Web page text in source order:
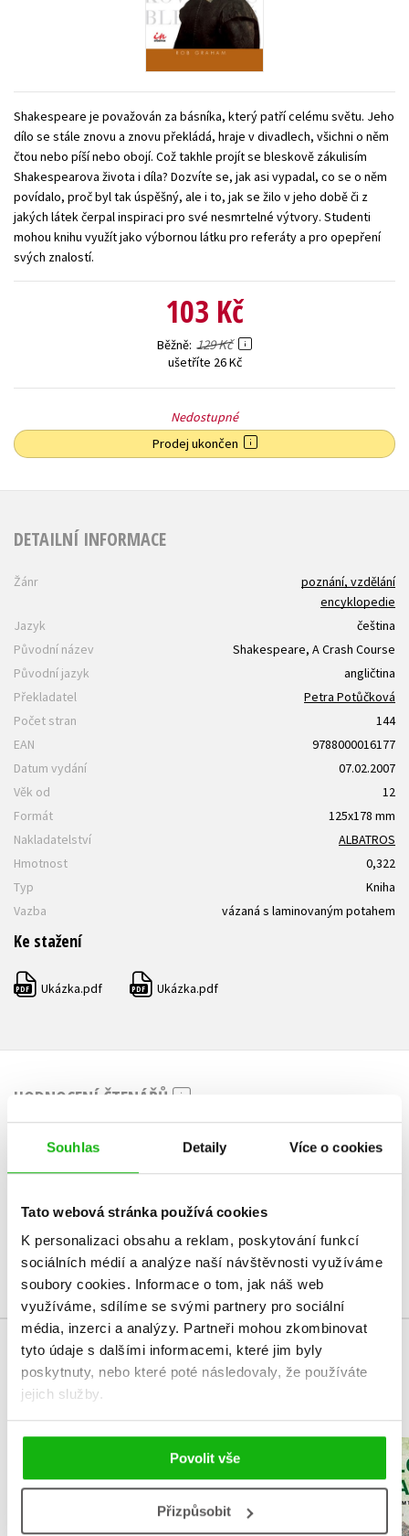
Souhlas Detaily Více o cookies
Tato webová stránka používá cookies
K personalizaci obsahu a reklam, poskytování funkcí
sociálních médií a analýze naší návštěvnosti využíváme
soubory cookies. Informace o tom, jak náš web
využíváme, sdílíme se svými partnery pro sociální
média, inzerci a analýzy. Partneři mohou zkombinovat
tyto údaje s dalšími informacemi, které jim byly
poskytnuty, nebo které poté následovaly, že používáte
jejich služby.
Povolit vše
Přizpůsobit
Zahraniční literatura
Všechny tituly
Shakespeare je považován za básníka, který patří celému světu. Jeho
dílo se stále znovu a znovu překládá, hraje v divadlech, všichni o něm
čtou nebo píší nebo obojí. Což takhle projít se bleskově zákulisím
Shakespearova života i díla? Dozvíte se, jak asi vypadal, co se o něm
povídalo, proč byl tak úspěšný, ale i to, jak se žilo v jeho době či z
jakých látek čerpal inspiraci pro své nesmrtelné výtvory. Studenti
mohou knihu využít jako výbornou látku pro referáty a pro opepření
svých znalostí.
103 Kč
Běžně 129 Kč
ušetříte 26 Kč
Nedostupné
Prodej ukončen
DETAILNÍ INFORMACE
Žánr
poznání, vzdělání
encyklopedie
Jazyk
čeština
Původní název
Shakespeare, A Crash Course
Původní jazyk
angličtina
Překladatel
Petra Potůčková
Počet stran
144
EAN
9788000016177
Datum vydání
07.02.2007
Věk od
12
Formát
125x178 mm
Nakladatelství
ALBATROS
Hmotnost
0,322
Typ
Kniha
Vazba
vázaná s laminovaným potahem
Ke stažení
PDF Ukázka.pdf PDF Ukázka.pdf
HODNOCENÍ ČTENÁŘŮ
V současné době nejsou vytvořena žádná uživatelská hodnocení.
Uživatelskou recenzi mohou vkládat pouze registrovaní uživatelé
Přihlásit
MOHLO BY VÁS TAKÉ ZAJÍMAT
Už vím proč
Jan Krůta
,
Helena Škodová
,
Eduard Škoda
Jan